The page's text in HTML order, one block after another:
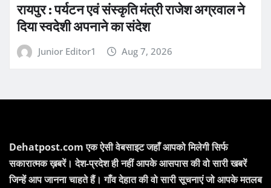
रायपुर : पर्यटन एवं संस्कृति मंत्री राजेश अग्रवाल ने
दिया स्वदेशी अपनाने का संदेश
Junior Editor1 Aug 7, 2026
Dehatpost.com एक ऐसी वेबसाइट जहाँ आपको मिलेगी सिर्फ
सकारात्मक ख़बरें। देश-प्रदेश ही नहीं आपके आसपास की वो सारी खबरें
जिन्हें आप जानना चाहते हैं। गाँव देहात की वो सारी सूचनाएं जो आपके मतलब